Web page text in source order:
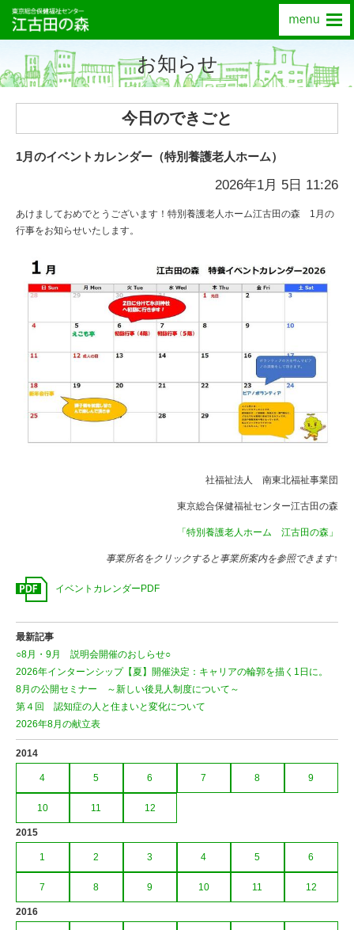
お知らせ
今日のできごと
1月のイベントカレンダー（特別養護老人ホーム）
2026年1月 5日 11:26
あけましておめでとうございます！特別養護老人ホーム江古田の森 1月の
行事をお知らせいたします。
社福祉法人 南東北福祉事業団
東京総合保健福祉センター江古田の森
「特別養護老人ホーム 江古田の森」
事業所名をクリックすると事業所案内を参照できます↑
イベントカレンダーPDF
最新記事
○8月・9月 説明会開催のおしらせ○
2026年インターンシップ【夏】開催決定：キャリアの輪郭を描く1日に。
8月の公開セミナー ～新しい後見人制度について～
第４回 認知症の人と住まいと変化について
2026年8月の献立表
2014
4 5 6 7 8 9
10 11 12
2015
1 2 3 4 5 6
7 8 9 10 11 12
2016